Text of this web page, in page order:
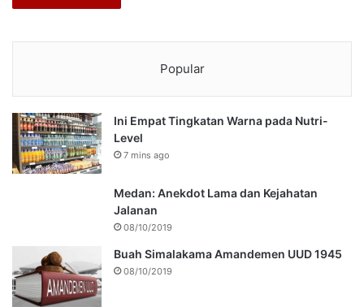
Popular
Ini Empat Tingkatan Warna pada Nutri-
Level
7 mins ago
Medan: Anekdot Lama dan Kejahatan
Jalanan
08/10/2019
Buah Simalakama Amandemen UUD 1945
08/10/2019